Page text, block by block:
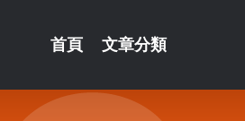
首頁 文章分類